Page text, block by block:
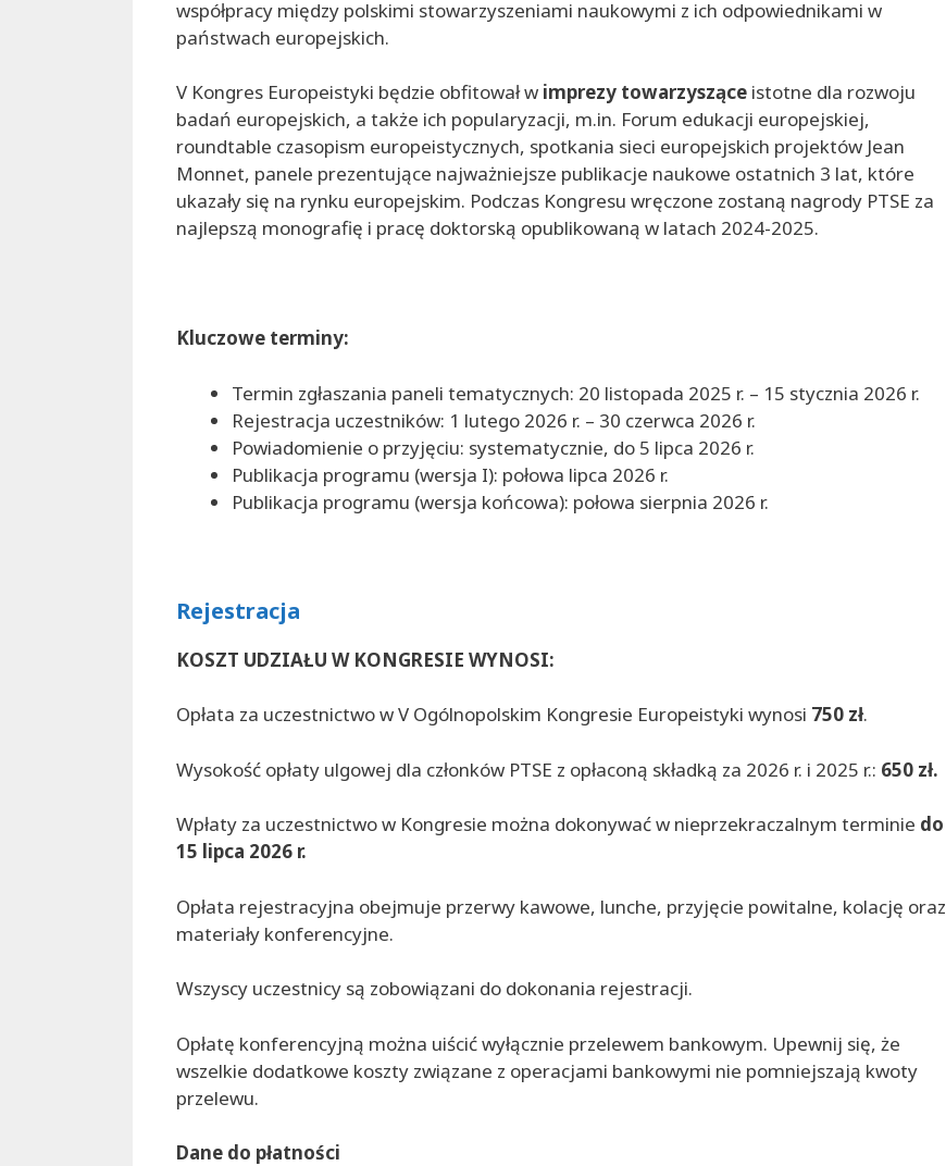
współpracy między polskimi stowarzyszeniami naukowymi z ich odpowiednikami w
państwach europejskich.
V Kongres Europeistyki będzie obfitował w imprezy towarzyszące istotne dla rozwoju
badań europejskich, a także ich popularyzacji, m.in. Forum edukacji europejskiej,
roundtable czasopism europeistycznych, spotkania sieci europejskich projektów Jean
Monnet, panele prezentujące najważniejsze publikacje naukowe ostatnich 3 lat, które
ukazały się na rynku europejskim. Podczas Kongresu wręczone zostaną nagrody PTSE za
najlepszą monografię i pracę doktorską opublikowaną w latach 2024-2025.
Kluczowe terminy:
Termin zgłaszania paneli tematycznych: 20 listopada 2025 r. – 15 stycznia 2026 r.
Rejestracja uczestników: 1 lutego 2026 r. – 30 czerwca 2026 r.
Powiadomienie o przyjęciu: systematycznie, do 5 lipca 2026 r.
Publikacja programu (wersja I): połowa lipca 2026 r.
Publikacja programu (wersja końcowa): połowa sierpnia 2026 r.
Rejestracja
KOSZT UDZIAŁU W KONGRESIE WYNOSI:
Opłata za uczestnictwo w V Ogólnopolskim Kongresie Europeistyki wynosi 750 zł.
Wysokość opłaty ulgowej dla członków PTSE z opłaconą składką za 2026 r. i 2025 r.: 650 zł.
Wpłaty za uczestnictwo w Kongresie można dokonywać w nieprzekraczalnym terminie do
15 lipca 2026 r.
Opłata rejestracyjna obejmuje przerwy kawowe, lunche, przyjęcie powitalne, kolację oraz
materiały konferencyjne.
Wszyscy uczestnicy są zobowiązani do dokonania rejestracji.
Opłatę konferencyjną można uiścić wyłącznie przelewem bankowym. Upewnij się, że
wszelkie dodatkowe koszty związane z operacjami bankowymi nie pomniejszają kwoty
przelewu.
Dane do płatności